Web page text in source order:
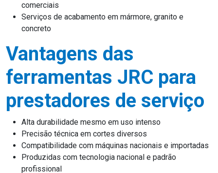
comerciais
Serviços de acabamento em mármore, granito e
concreto
Vantagens das
ferramentas JRC para
prestadores de serviço
Alta durabilidade mesmo em uso intenso
Precisão técnica em cortes diversos
Compatibilidade com máquinas nacionais e importadas
Produzidas com tecnologia nacional e padrão
profissional